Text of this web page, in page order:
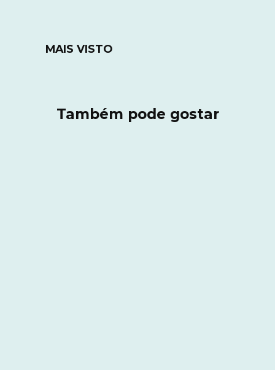
MAIS VISTO
Também pode gostar